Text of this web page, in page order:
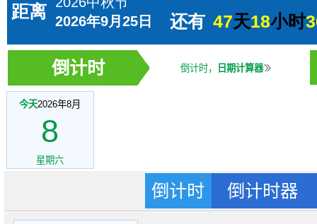
倒计时 倒计时， 日期计算器
今天2026年8月
8
星期六
倒计时 倒计时器
2026-8-1 建军节